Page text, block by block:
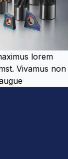
lorem
Vivamus non